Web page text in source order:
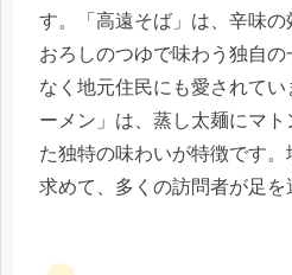
す。「高遠そば」は、辛味
おろしのつゆで味わう独自
なく地元住民にも愛されて
ーメン」は、蒸し太麺にマ
た独特の味わいが特徴です
求めて、多くの訪問者が足を